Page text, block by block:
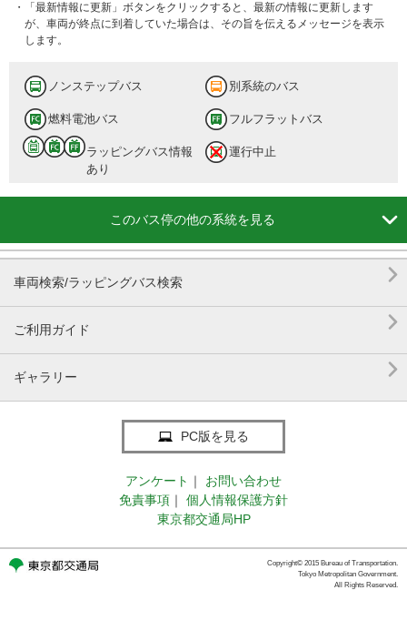
・「最新情報に更新」ボタンをクリックすると、最新の情報に更新します
が、車両が終点に到着していた場合は、その旨を伝えるメッセージを表示
します。
ノンステップバス 別系統のバス
燃料電池バス フルフラットバス
ラッピングバス情報
あり
運行中止
このバス停の他の系統を見る 
車両検索/ラッピングバス検索 
ご利用ガイド 
ギャラリー 
PC版を見る
アンケート ｜
お問い合わせ
免責事項 ｜
個人情報保護方針
東京都交通局HP
Copyright© 2015 Bureau of Transportation.
Tokyo Metropolitan Government.
All Rights Reserved.